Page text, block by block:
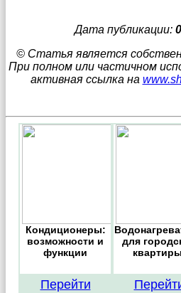
Дата публикации:
© Статья является
При полном или частичном
активная ссылка на
Кондиционеры:
возможности и
функции
Перейти
для